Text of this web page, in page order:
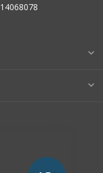
14068078